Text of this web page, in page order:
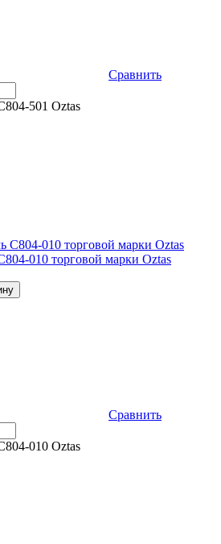
Сравнить
501 Оztas
010 торговой марки Оztas
Сравнить
010 Оztas